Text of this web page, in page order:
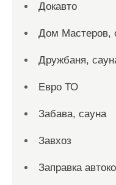
Докавто
Дом Мастеров,
Дружбаня,
Евро ТО
Забава, сауна
Завхоз
Заправка